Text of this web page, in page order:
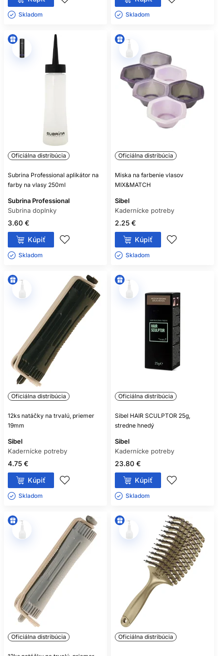
Skladom ㅤ Skladom ㅤ
Oficiálna distribúcia
Subrina Professional aplikátor na
farby na vlasy 250ml
Subrina Professional
Subrina doplnky
3.60 €
Kúpiť
Skladom ㅤ
Oficiálna distribúcia
Miska na farbenie vlasov
MIX&MATCH
Sibel
Kadernícke potreby
2.25 €
Kúpiť
Skladom ㅤ
Oficiálna distribúcia
12ks natáčky na trvalú, priemer
19mm
Sibel
Kadernícke potreby
4.75 €
Kúpiť
Skladom ㅤ
Oficiálna distribúcia
Sibel HAIR SCULPTOR 25g,
stredne hnedý
Sibel
Kadernícke potreby
23.80 €
Kúpiť
Skladom ㅤ
Oficiálna distribúcia Oficiálna distribúcia